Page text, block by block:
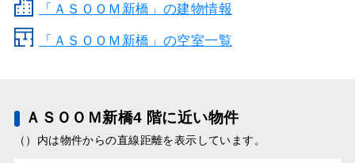
「ＡＳＯＯＭ新橋」の建物情報
「ＡＳＯＯＭ新橋」の空室一覧
ＡＳＯＯＭ新橋4 階に近い物件
（）内は物件からの直線距離を表示しています。